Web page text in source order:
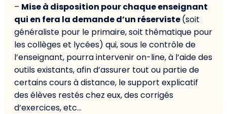
– Mise à disposition pour chaque enseignant
qui en fera la demande d’un réserviste(soit
généraliste pour le primaire, soit thématique pour
les collèges et lycées) qui, sous le contrôle de
l’enseignant, pourra intervenir on-line, à l’aide des
outils existants, afin d’assurer tout ou partie de
certains cours à distance, le support explicatif
des élèves restés chez eux, des corrigés
d’exercices, etc…